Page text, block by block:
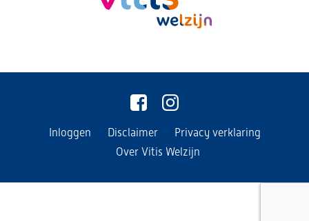
Inloggen Disclaimer
Privacy verklaring
Over Vitis Welzijn